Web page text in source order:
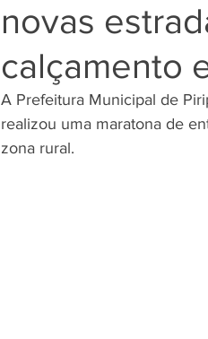
novas
calçamento
A Prefeitura Municipal de
realizou uma maratona de
zona rural.